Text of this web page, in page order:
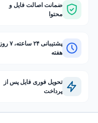
ضمانت اصالت فایل و
محتوا
پشتیبانی ۲۴ ساعته، ۷ روز
هفته
تحویل فوری فایل پس از
پرداخت